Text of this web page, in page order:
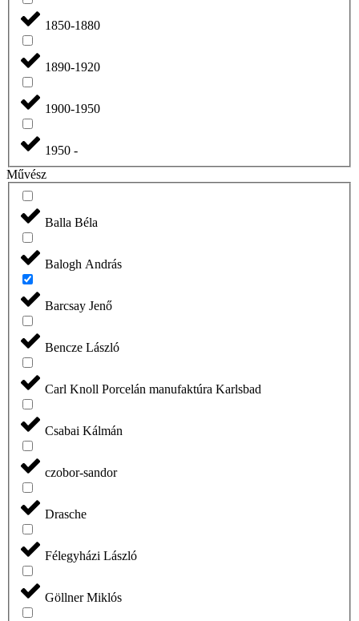
1850-1880
1890-1920
1900-1950
1950 -
Művész
Balla Béla
Balogh András
Barcsay Jenő
Bencze László
Carl Knoll Porcelán manufaktúra Karlsbad
Csabai Kálmán
czobor-sandor
Drasche
Félegyházi László
Göllner Miklós